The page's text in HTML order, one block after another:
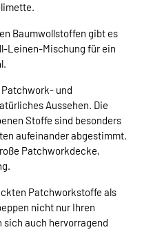
Baumwollstoffen gibt es
Leinen-Mischung für ein
und
Aussehen. Die
Stoffe sind besonders
aufeinander abgestimmt.
Patchworkdecke,
Patchworkstoffe als
nicht nur Ihren
sich auch hervorragend